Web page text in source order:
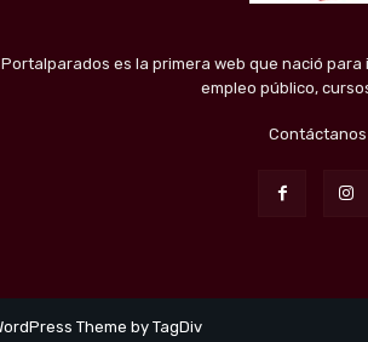
Portalparados es la primera web que nació
empleo público,
Contáctanos
Theme by TagDiv